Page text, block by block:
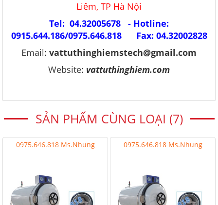
Liêm, TP Hà Nội
Tel: 04.32005678 - Hotline:
0915.644.186/0975.646.818 Fax: 04.32002828
Email: vattuthinghiemstech@gmail.com
Website: vattuthinghiem.com
SẢN PHẨM CÙNG LOẠI (7)
0975.646.818 Ms.Nhung 0975.646.818 Ms.Nhung